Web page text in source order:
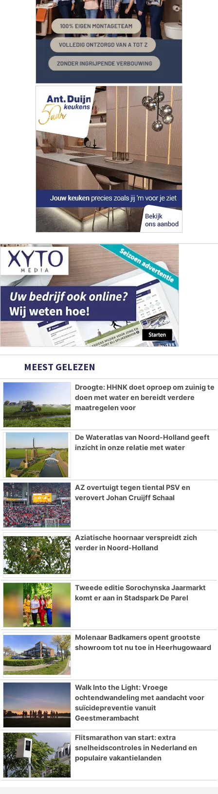
MEEST GELEZEN
Droogte: HHNK doet oproep om zuinig te
doen met water en bereidt verdere
maatregelen voor
De Wateratlas van Noord-Holland geeft
inzicht in onze relatie met water
AZ overtuigt tegen tiental PSV en
verovert Johan Cruijff Schaal
Aziatische hoornaar verspreidt zich
verder in Noord-Holland
Tweede editie Sorochynska Jaarmarkt
komt er aan in Stadspark De Parel
Molenaar Badkamers opent grootste
showroom tot nu toe in Heerhugowaard
Walk Into the Light: Vroege
ochtendwandeling met aandacht voor
suïcidepreventie vanuit
Geestmerambacht
Flitsmarathon van start: extra
snelheidscontroles in Nederland en
populaire vakantielanden